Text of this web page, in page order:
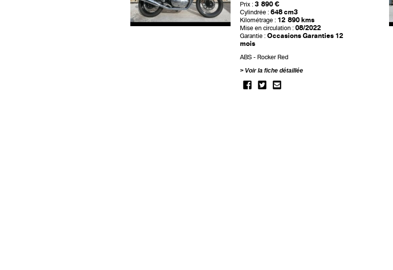
Prix : 3 890 €
Cylindrée : 648 cm3
Kilométrage : 12 890 kms
Mise en circulation : 08/2022
Garantie : Occasions Garanties 12
mois
ABS
Rocker Red
Voir la fiche détaillée